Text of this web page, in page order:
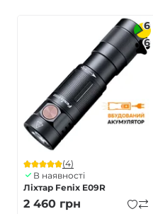
6
6
(4)
В наявності
Ліхтар Fenix E09R
2 460 грн